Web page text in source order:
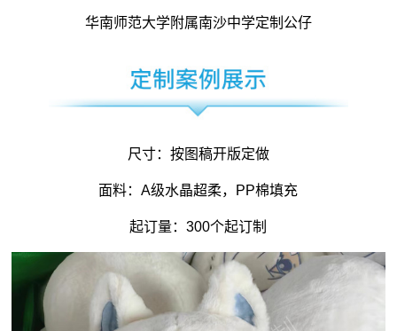
华南师范大学附属南沙中学定制公仔
尺寸：按图稿开版定做
面料：A级水晶超柔，PP棉填充
起订量：300个起订制